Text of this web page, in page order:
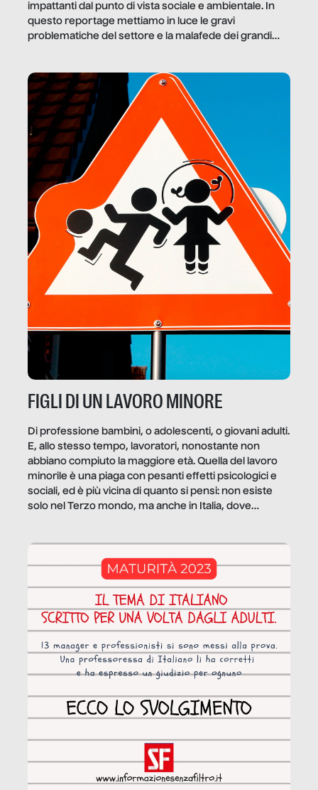
impattanti dal punto di vista sociale e ambientale. In
questo reportage mettiamo in luce le gravi
problematiche del settore e la malafede dei grandi
FIGLI DI UN LAVORO MINORE
Di professione bambini, o adolescenti, o giovani adulti.
E, allo stesso tempo, lavoratori, nonostante non
abbiano compiuto la maggiore età. Quella del lavoro
minorile è una piaga con pesanti effetti psicologici e
sociali, ed è più vicina di quanto si pensi: non esiste
solo nel Terzo mondo, ma anche in Italia, dove